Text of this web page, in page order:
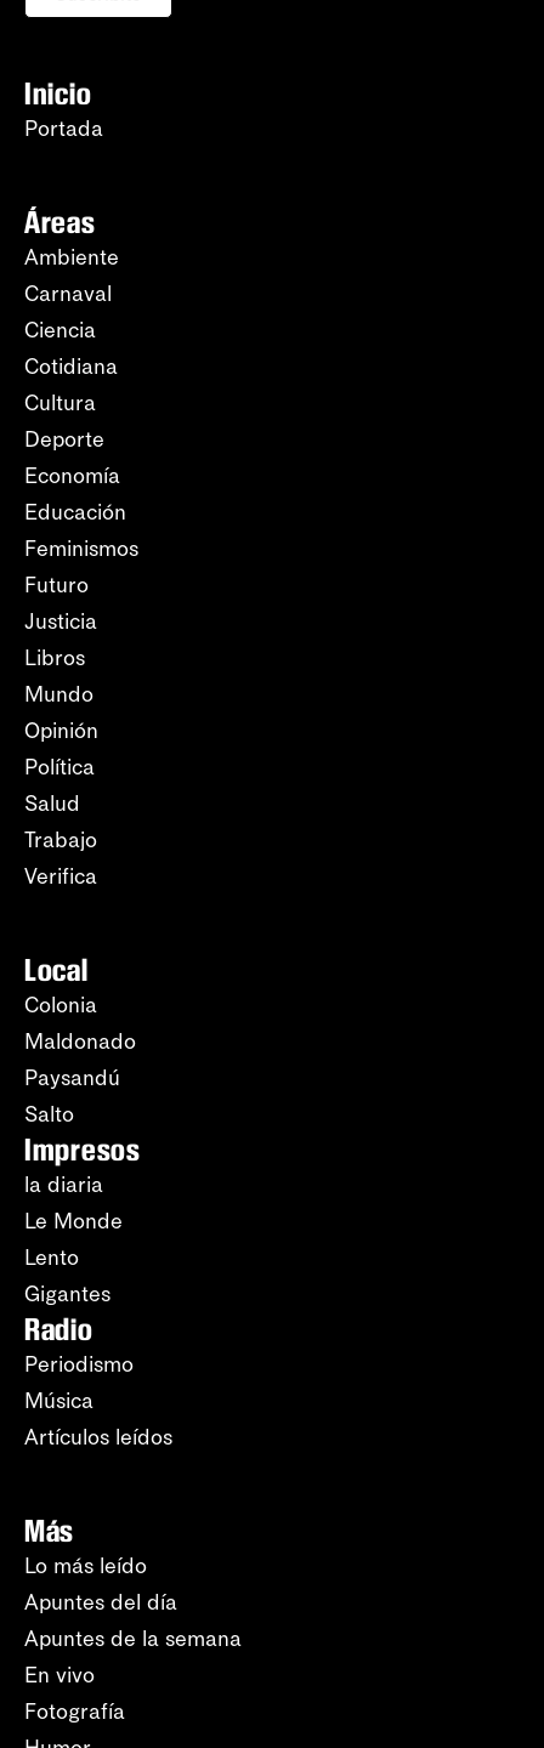
Inicio
Portada
Áreas
Ambiente
Carnaval
Ciencia
Cotidiana
Cultura
Deporte
Economía
Educación
Feminismos
Futuro
Justicia
Libros
Mundo
Opinión
Política
Salud
Trabajo
Verifica
Local
Colonia
Maldonado
Paysandú
Salto
Impresos
la diaria
Le Monde
Lento
Gigantes
Radio
Periodismo
Música
Artículos leídos
Más
Lo más leído
Apuntes del día
Apuntes de la semana
En vivo
Fotografía